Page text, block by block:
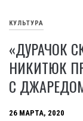
КУЛЬТУРА
«ДУРАЧОК
НИКИТЮК
С
26 МАРТА, 2020